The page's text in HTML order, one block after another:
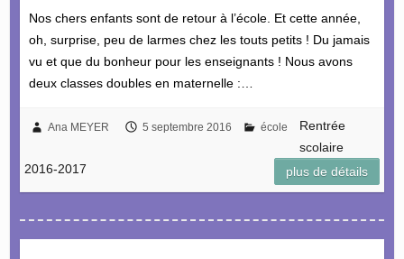
Nos chers enfants sont de retour à l’école. Et cette année,
oh, surprise, peu de larmes chez les touts petits ! Du jamais
vu et que du bonheur pour les enseignants ! Nous avons
deux classes doubles en maternelle :…
Ana MEYER 5 septembre 2016 école
Rentrée
scolaire
2016-2017
plus de détails